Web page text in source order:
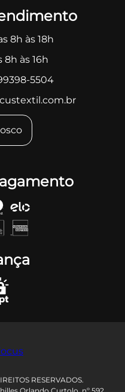
8h às 18h
8h às 16h
5504
RESERVADOS.